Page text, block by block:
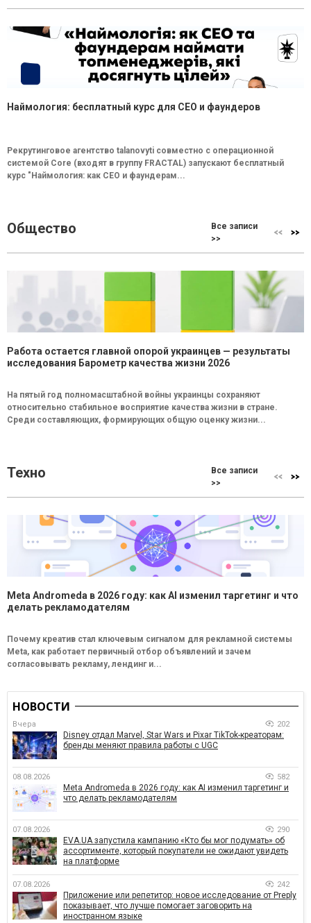
Наймология: бесплатный курс для CEO и фаундеров
Рекрутинговое агентство talanovyti совместно с операционной
системой Core (входят в группу FRACTAL) запускают бесплатный
курс "Наймология: как СEO и фаундерам...
Общество
Все записи
>>
Работа остается главной опорой украинцев — результаты
исследования Барометр качества жизни 2026
На пятый год полномасштабной войны украинцы сохраняют
относительно стабильное восприятие качества жизни в стране.
Среди составляющих, формирующих общую оценку жизни...
Техно
Все записи
>>
Meta Andromeda в 2026 году: как AI изменил таргетинг и что
делать рекламодателям
Почему креатив стал ключевым сигналом для рекламной системы
Meta, как работает первичный отбор объявлений и зачем
согласовывать рекламу, лендинг и...
НОВОСТИ
Вчера 202
Disney отдал Marvel, Star Wars и Pixar TikTok-креаторам:
бренды меняют правила работы с UGC
08.08.2026 582
Meta Andromeda в 2026 году: как AI изменил таргетинг и
что делать рекламодателям
07.08.2026 290
EVA.UA запустила кампанию «Кто бы мог подумать» об
ассортименте, который покупатели не ожидают увидеть
на платформе
07.08.2026 242
Приложение или репетитор: новое исследование от Preply
показывает, что лучше помогает заговорить на
иностранном языке